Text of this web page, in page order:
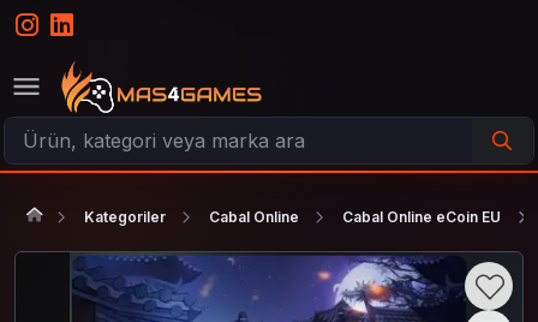
Kategoriler Cabal Online Cabal Online eCoin EU